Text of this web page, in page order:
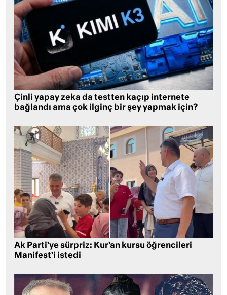
Çinli yapay zeka da testten kaçıp internete
bağlandı ama çok ilginç bir şey yapmak için?
Ak Parti’ye sürpriz: Kur’an kursu öğrencileri
Manifest’i istedi